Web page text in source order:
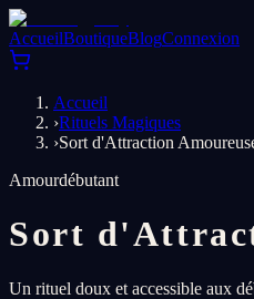
AccueilBoutiqueBlogConnexion
Accueil
›Rituels Magiques
›Sort d'Attraction
Amourdébutant
Sort
Un rituel doux et accessible aux